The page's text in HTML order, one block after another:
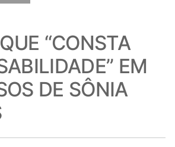
“CONSTA
EM
DE SÔNIA